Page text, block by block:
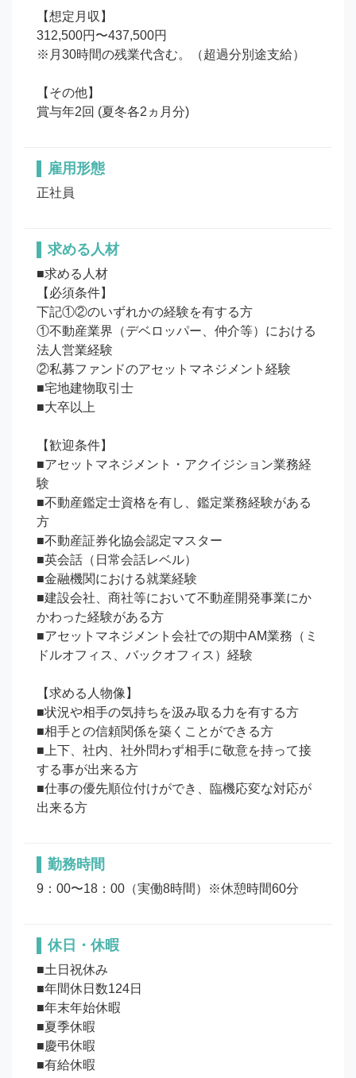
【想定月収】
312,500円〜437,500円
※月30時間の残業代含む。（超過分別途支給）
【その他】
賞与年2回 (夏冬各2ヵ月分)
雇用形態
正社員
求める人材
■求める人材
【必須条件】
下記①②のいずれかの経験を有する方
①不動産業界（デベロッパー、仲介等）における
法人営業経験
②私募ファンドのアセットマネジメント経験
■宅地建物取引士
■大卒以上
【歓迎条件】
■アセットマネジメント・アクイジション業務経
験
■不動産鑑定士資格を有し、鑑定業務経験がある
方
■不動産証券化協会認定マスター
■英会話（日常会話レベル）
■金融機関における就業経験
■建設会社、商社等において不動産開発事業にか
かわった経験がある方
■アセットマネジメント会社での期中AM業務（ミ
ドルオフィス、バックオフィス）経験
【求める人物像】
■状況や相手の気持ちを汲み取る力を有する方
■相手との信頼関係を築くことができる方
■上下、社内、社外問わず相手に敬意を持って接
する事が出来る方
■仕事の優先順位付けができ、臨機応変な対応が
勤務時間
9：00〜18：00（実働8時間）※休憩時間60分
休日・休暇
■土日祝休み
■年間休日数124日
■年末年始休暇
■夏季休暇
■慶弔休暇
■有給休暇